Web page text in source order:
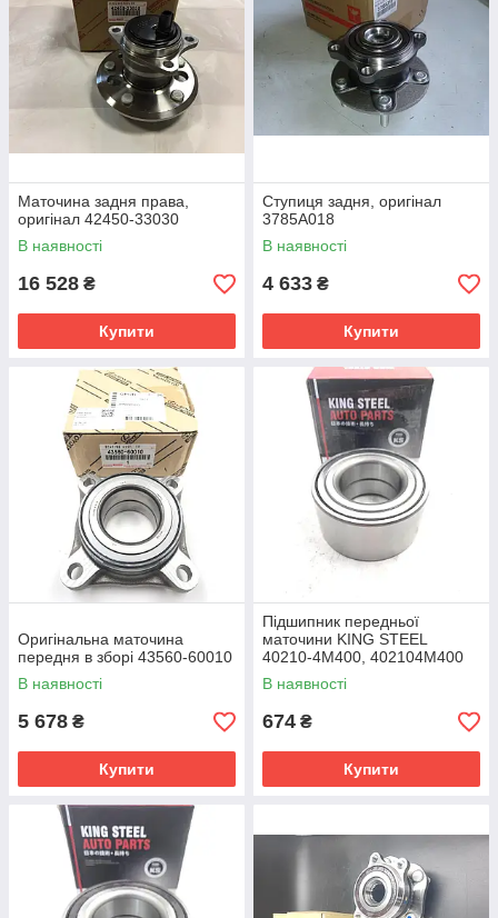
Маточина задня права,
оригінал 42450-33030
В наявності
16 528 ₴
Купити
Ступиця задня, оригінал
3785A018
В наявності
4 633 ₴
Купити
Оригінальна маточина
передня в зборі 43560-60010
В наявності
5 678 ₴
Купити
Підшипник передньої
маточини KING STEEL
40210-4M400, 402104M400
В наявності
674 ₴
Купити